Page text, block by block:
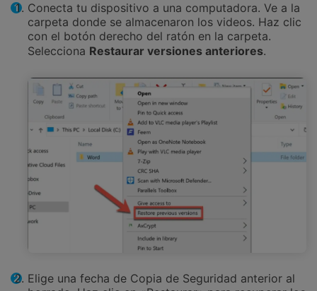
Conecta tu dispositivo a una computadora. Ve a la
carpeta donde se almacenaron los videos. Haz clic
con el botón derecho del ratón en la carpeta.
Selecciona Restaurar versiones anteriores.
Elige una fecha de Copia de Seguridad anterior al